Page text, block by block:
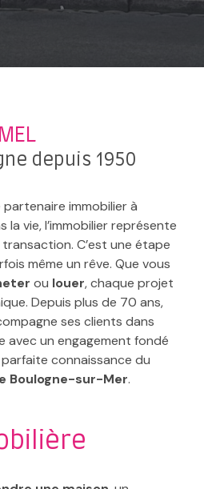
depuis 1950
immobilier à
la vie, l’immobilier représente
transaction. C’est une étape
même un rêve. Que vous
ou louer, chaque projet
Depuis plus de 70 ans,
ses clients dans
avec un engagement fondé
connaissance du
Boulogne-sur-Mer.